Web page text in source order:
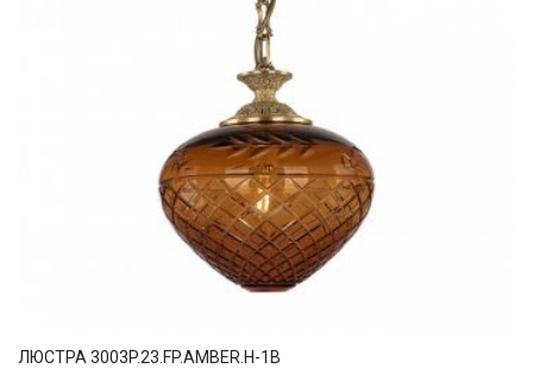
ЛЮСТРА 3003P.23.FP.AMBER.H-1B